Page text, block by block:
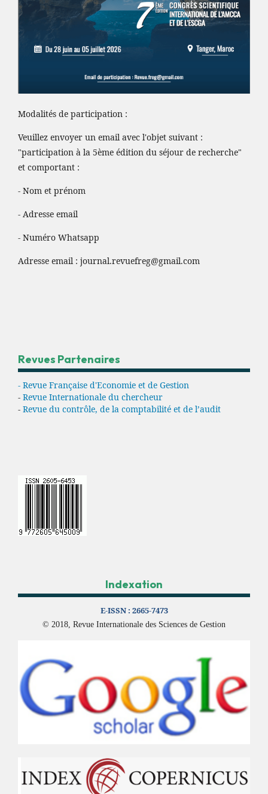
Modalités de participation :
Veuillez envoyer un email avec l'objet suivant :
"participation à la 5ème édition du séjour de recherche"
et comportant :
- Nom et prénom
- Adresse email
- Numéro Whatsapp
Adresse email : journal.revuefreg@gmail.com
Revues Partenaires
- Revue Française d'Economie et de Gestion
- Revue Internationale du chercheur
- Revue du contrôle, de la comptabilité et de l’audit
Indexation
E-ISSN : 2665-7473
© 2018, Revue Internationale des Sciences de Gestion